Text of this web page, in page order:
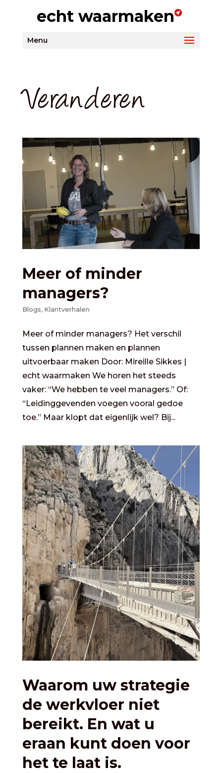
echt waarmaken
Menu
Veranderen
Meer of minder
managers?
Blogs, Klantverhalen
Meer of minder managers? Het verschil
tussen plannen maken en plannen
uitvoerbaar maken Door: Mireille Sikkes |
echt waarmaken We horen het steeds
vaker: “We hebben te veel managers.” Of:
“Leidinggevenden voegen vooral gedoe
toe.” Maar klopt dat eigenlijk wel? Bij...
Waarom uw strategie
de werkvloer niet
bereikt. En wat u
eraan kunt doen voor
het te laat is.